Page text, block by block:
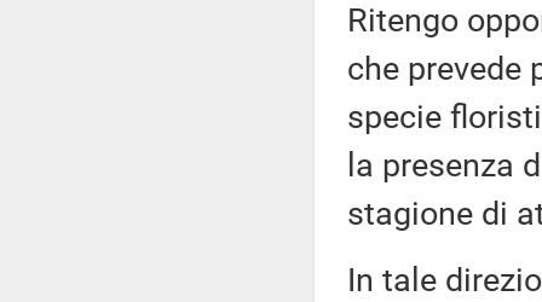
Ritengo
che prevede
specie
la presenza
stagione di
In tale